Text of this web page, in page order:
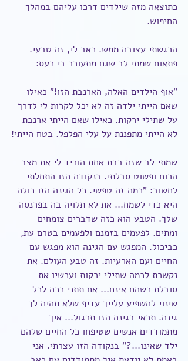
כתוצאה מזה שילדים דרכו עליהם במהלך
החיפוש.
הרגשתי עצובה ממש. כאב לי, זה טבעי.
פתאום שמתי לב שגם מתעורר בי כעס:
"אוף הילדים האלה, הארנבת הזו!" כאילו
שאם הייתי ילדה זה לא יכל לקרות לי לדרך
על שתילי ירקות. כאילו שאם הייתי ארנבת
לא הייתי מתפננת על עלי הפלפל. בטח הייתי!
שמתי לב שזה בבת אחת הוריד לי את מצב
הרוח ופשוט סבלתי. בנקודה הזו התחלתי
לחשוב: "כמה זה טפשי. כל הגינה הזו כולה
היא כדי לשמח... את לא תלויה בה בפרנסה
שלך. הטבע הוא כזה שדברים צומחים
ומתים. לפעמים בזמנם ולפעמים בטרם עת,
כביכול. המפגש עם הגינה הוא מפגש עם
החיים ועם הארעיות. זה טבע העולם. את
נקשרת לכמה שתילי ירקות ועכשיו את
סובלת כשהם אינם... אם תתני ככה לכל
שינוי להשפיע עלייך עדיף שלא תהיה לך
גינה. תראי בגינה הזו תרגול... איך
מתמודדים אנשים שטיפחו כל החיים שלהם
ילד שאינו...?" בנקודה הזו עצרתי. אני